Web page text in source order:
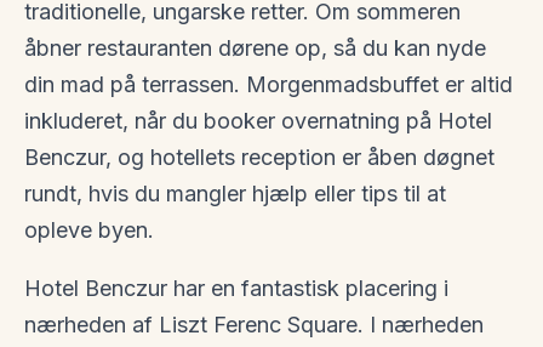
traditionelle, ungarske retter. Om sommeren
åbner restauranten dørene op, så du kan nyde
din mad på terrassen. Morgenmadsbuffet er altid
inkluderet, når du booker overnatning på Hotel
Benczur, og hotellets reception er åben døgnet
rundt, hvis du mangler hjælp eller tips til at
opleve byen.
Hotel Benczur har en fantastisk placering i
nærheden af Liszt Ferenc Square. I nærheden